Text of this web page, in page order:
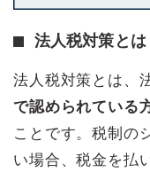
法人税対策とは
法人税対策とは、
で認められている
ことです。税制の
い場合、税金を払